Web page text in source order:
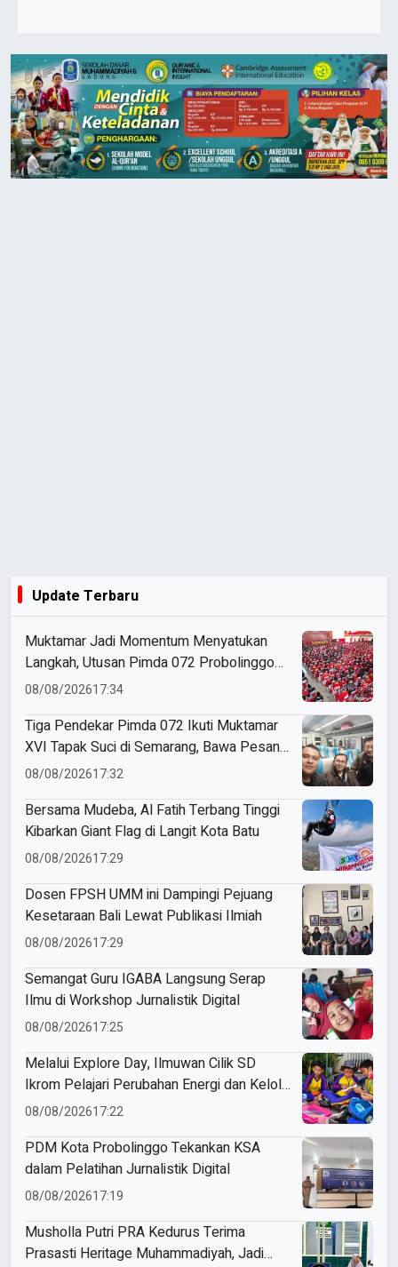
Update Terbaru
Muktamar Jadi Momentum Menyatukan
Langkah, Utusan Pimda 072 Probolinggo
Bawa Harapan untuk Tapak Suci
08/08/202617:34
Tiga Pendekar Pimda 072 Ikuti Muktamar
XVI Tapak Suci di Semarang, Bawa Pesan
Penguatan Kaderisasi
08/08/202617:32
Bersama Mudeba, Al Fatih Terbang Tinggi
Kibarkan Giant Flag di Langit Kota Batu
08/08/202617:29
Dosen FPSH UMM ini Dampingi Pejuang
Kesetaraan Bali Lewat Publikasi Ilmiah
08/08/202617:29
Semangat Guru IGABA Langsung Serap
Ilmu di Workshop Jurnalistik Digital
08/08/202617:25
Melalui Explore Day, Ilmuwan Cilik SD
Ikrom Pelajari Perubahan Energi dan Kelola
Sampah demi Bumi
08/08/202617:22
PDM Kota Probolinggo Tekankan KSA
dalam Pelatihan Jurnalistik Digital
08/08/202617:19
Musholla Putri PRA Kedurus Terima
Prasasti Heritage Muhammadiyah, Jadi